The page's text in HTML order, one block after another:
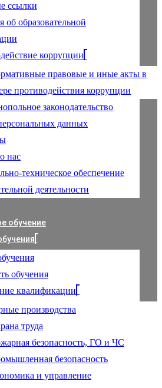
ссылки
об образовательной
коррупции
правовые и иные акты в
противодействия коррупции
законодательство
данных
нас
техническое обеспечение
деятельности
обучение
обучения
квалификации
производства
труда
безопасность, ГО и ЧС
безопасность
и управление